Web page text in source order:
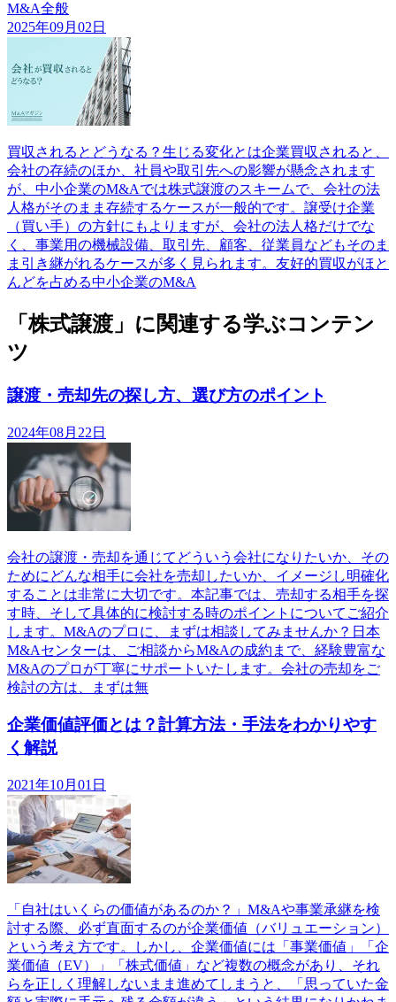
M&A全般
2025年09月02日
買収されるとどうなる？生じる変化とは企業買収されると、
会社の存続のほか、社員や取引先への影響が懸念されます
が、中小企業のM&Aでは株式譲渡のスキームで、会社の法
人格がそのまま存続するケースが一般的です。譲受け企業
（買い手）の方針にもよりますが、会社の法人格だけでな
く、事業用の機械設備、取引先、顧客、従業員などもそのま
ま引き継がれるケースが多く見られます。友好的買収がほと
んどを占める中小企業のM&A
「株式譲渡」に関連する学ぶコンテン
ツ
譲渡・売却先の探し方、選び方のポイント
2024年08月22日
会社の譲渡・売却を通じてどういう会社になりたいか、その
ためにどんな相手に会社を売却したいか、イメージし明確化
することは非常に大切です。本記事では、売却する相手を探
す時、そして具体的に検討する時のポイントについてご紹介
します。M&Aのプロに、まずは相談してみませんか？日本
M&Aセンターは、ご相談からM&Aの成約まで、経験豊富な
M&Aのプロが丁寧にサポートいたします。会社の売却をご
検討の方は、まずは無
企業価値評価とは？計算方法・手法をわかりやす
く解説
2021年10月01日
「自社はいくらの価値があるのか？」M&Aや事業承継を検
討する際、必ず直面するのが企業価値（バリュエーション）
という考え方です。しかし、企業価値には「事業価値」「企
業価値（EV）」「株式価値」など複数の概念があり、それ
らを正しく理解しないまま進めてしまうと、「思っていた金